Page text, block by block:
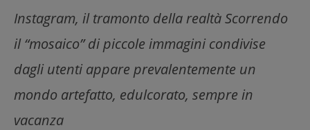
Instagram, il tramonto della realtà Scorrendo
il “mosaico” di piccole immagini condivise
dagli utenti appare prevalentemente un
mondo artefatto, edulcorato, sempre in
vacanza